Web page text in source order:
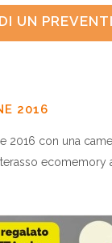
UN
2016
2016 con una
ecomemory